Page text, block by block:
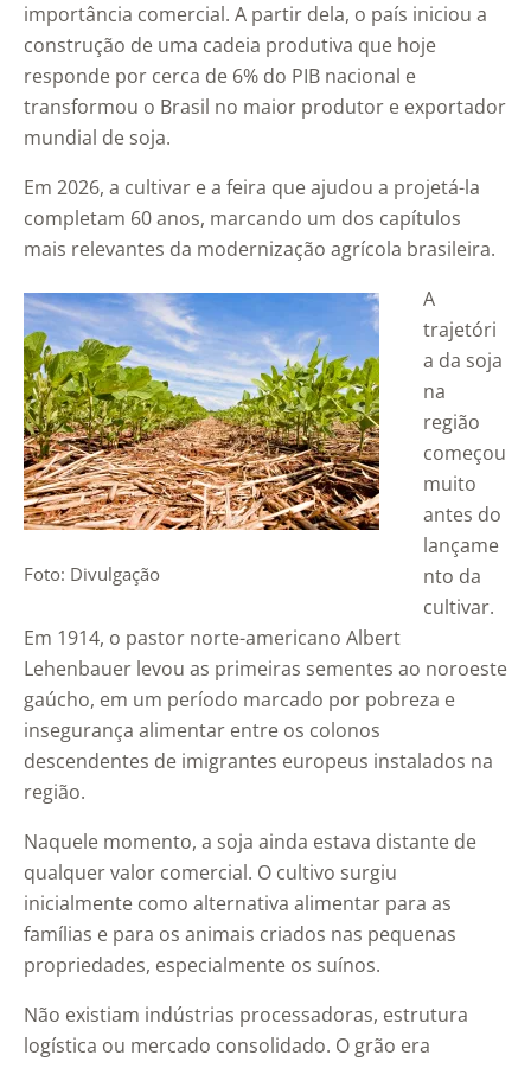
importância comercial. A partir dela, o país iniciou a
construção de uma cadeia produtiva que hoje
responde por cerca de 6% do PIB nacional e
transformou o Brasil no maior produtor e exportador
mundial de soja.
Em 2026, a cultivar e a feira que ajudou a projetá-la
completam 60 anos, marcando um dos capítulos
mais relevantes da modernização agrícola brasileira.
Foto: Divulgação
A
trajetóri
a da soja
na
região
começou
muito
antes do
lançame
nto da
cultivar.
Em 1914, o pastor norte-americano Albert
Lehenbauer levou as primeiras sementes ao noroeste
gaúcho, em um período marcado por pobreza e
insegurança alimentar entre os colonos
descendentes de imigrantes europeus instalados na
região.
Naquele momento, a soja ainda estava distante de
qualquer valor comercial. O cultivo surgiu
inicialmente como alternativa alimentar para as
famílias e para os animais criados nas pequenas
propriedades, especialmente os suínos.
Não existiam indústrias processadoras, estrutura
logística ou mercado consolidado. O grão era